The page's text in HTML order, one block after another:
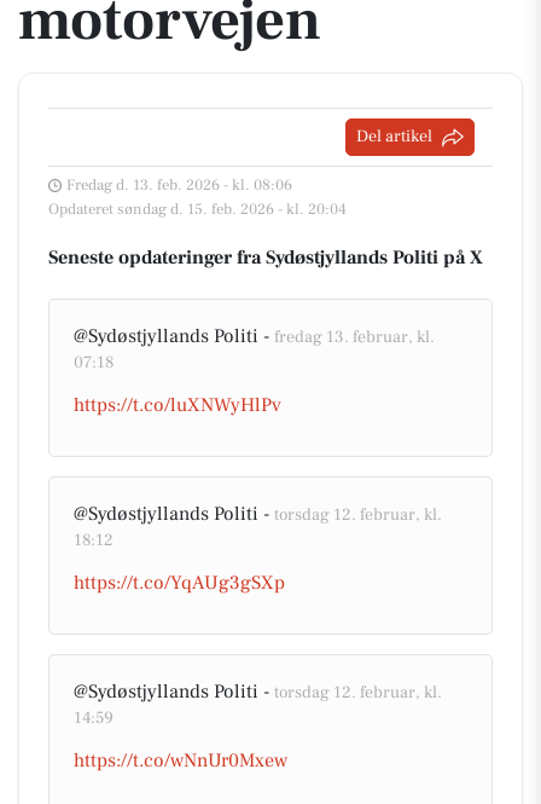
motorvejen
Del artikel
Fredag d. 13. feb. 2026 - kl. 08:06
Opdateret søndag d. 15. feb. 2026 - kl. 20:04
Seneste opdateringer fra Sydøstjyllands Politi på X
@Sydøstjyllands Politi - fredag 13. februar, kl.
07:18
https://t.co/luXNWyHlPv
@Sydøstjyllands Politi - torsdag 12. februar, kl.
18:12
https://t.co/YqAUg3gSXp
@Sydøstjyllands Politi - torsdag 12. februar, kl.
14:59
https://t.co/wNnUr0Mxew